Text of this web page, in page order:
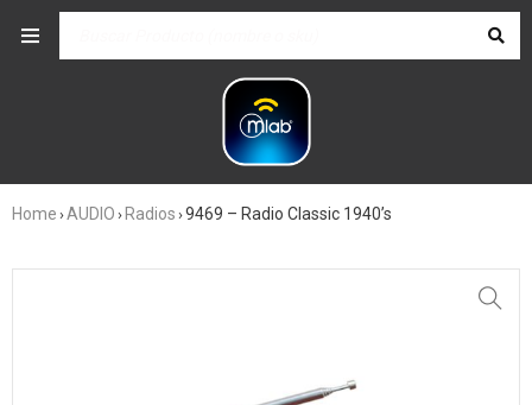
Home ›AUDIO › Radios ›9469 – Radio Classic 1940’s